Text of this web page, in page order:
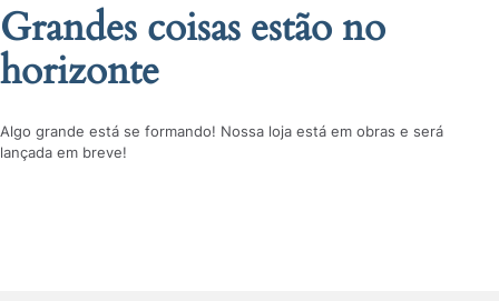
Grandes coisas estão no
horizonte
Algo grande está se formando! Nossa loja está em obras e será
lançada em breve!